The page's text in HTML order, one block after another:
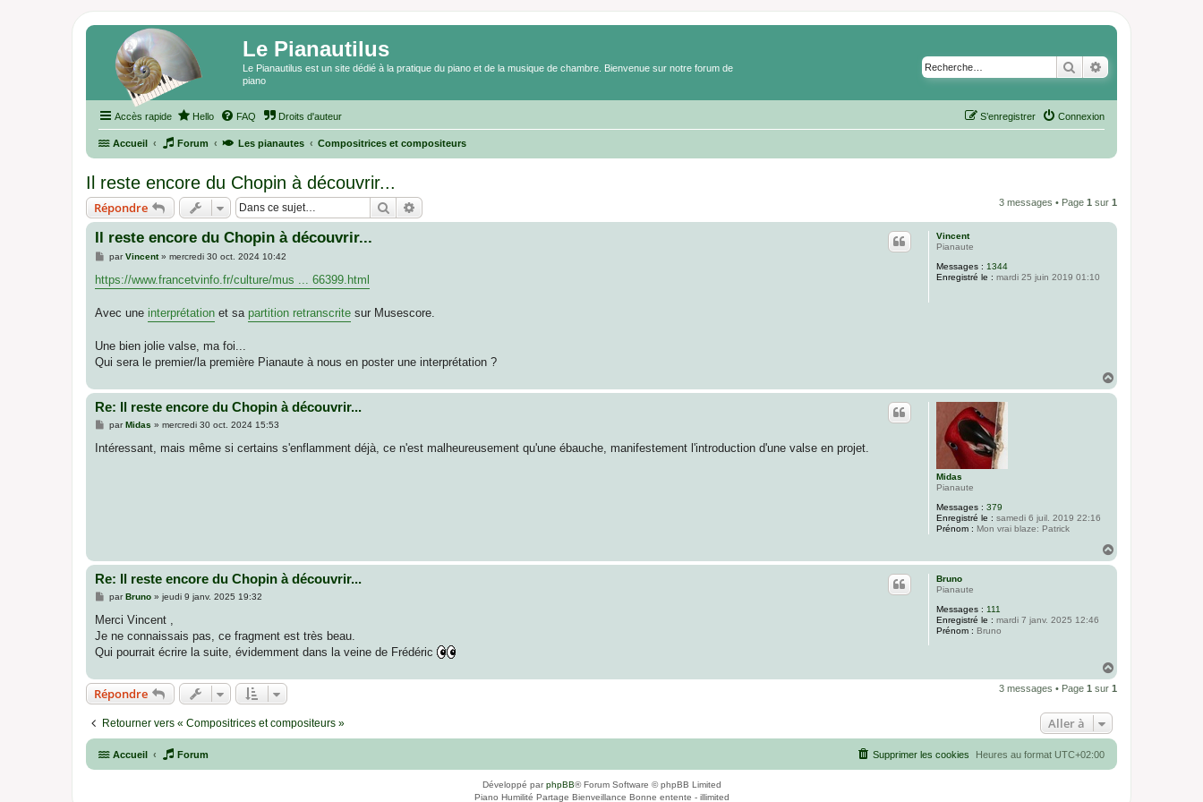
Le Pianautilus
Le Pianautilus est un site dédié à la pratique du piano et de la musique de chambre. Bienvenue sur notre forum de
piano
RechercherRecherche
Accès rapide Hello FAQ Droits d'auteur Connexion
S’enregistrer
Accueil Forum Les pianautes Compositrices et compositeurs
Il reste encore du Chopin à découvrir...
Répondre Rechercher 3 messages • Page 1 sur 1
Vincent
Pianaute
Messages : 1344
Enregistré le : mardi 25 juin 2019 01:10
Il reste encore du Chopin à découvrir...
M
s
s
g
e
parVincent» mercredi 30 oct. 2024 10:42
https://www.francetvinfo.fr/culture/mus ... 66399.html
Avec une interprétation et sa partition retranscrite sur Musescore.
Une bien jolie valse, ma foi...
Qui sera le premier/la première Pianaute à nous en poster une interprétation ?
u
Midas
Pianaute
Messages : 379
Enregistré le : samedi 6 juil. 2019 22:16
Prénom : Mon vrai blaze: Patrick
Re: Il reste encore du Chopin à découvrir...
M
s
parMidas » mercredi 30 oct. 2024 15:53
Intéressant, mais même si certains s'enflamment déjà, ce n'est malheureusement qu'une ébauche, manifestement l'introduction d'une valse en projet.
u
Bruno
Pianaute
Messages : 111
Enregistré le : mardi 7 janv. 2025 12:46
Prénom : Bruno
Re: Il reste encore du Chopin à découvrir...
M
s
a
g
parBruno» jeudi 9 janv. 2025 19:32
Merci Vincent ,
Je ne connaissais pas, ce fragment est très beau.
Qui pourrait écrire la suite, évidemment dans la veine de Frédéric
u
Répondre 3 messages • Page 1 sur 1
Retourner vers « Compositrices et compositeurs » Aller à
Accueil Forum Heures au format UTC+02:00
Supprimer les cookies
Développé parphpBB® Forum Software © phpBB Limited
Piano Humilité Partage Bienveillance Bonne entente - illimited